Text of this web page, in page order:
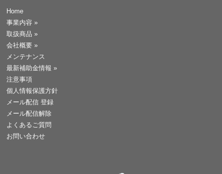
Home
事業内容 »
取扱商品 »
会社概要 »
メンテナンス
最新補助金情報 »
注意事項
個人情報保護方針
メール配信 登録
メール配信解除
よくあるご質問
お問い合わせ